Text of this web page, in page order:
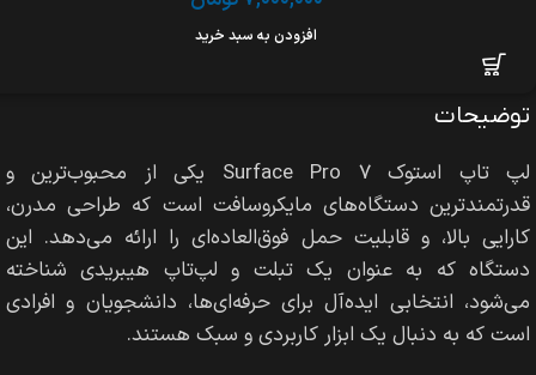
توضیحات
لپ تاپ استوک Surface Pro 7 یکی از محبوب‌ترین و
قدرتمندترین دستگاه‌های مایکروسافت است که طراحی مدرن،
کارایی بالا، و قابلیت حمل فوق‌العاده‌ای را ارائه می‌دهد. این
دستگاه که به عنوان یک تبلت و لپ‌تاپ هیبریدی شناخته
می‌شود، انتخابی ایده‌آل برای حرفه‌ای‌ها، دانشجویان و افرادی
است که به دنبال یک ابزار کاربردی و سبک هستند.
افزودن به سبد خرید